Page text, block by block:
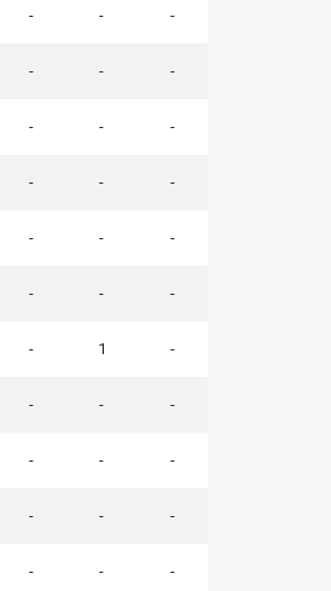
- - -
- - -
- - -
- - -
- - -
- - -
- 1 -
- - -
- - -
- - -
- - -